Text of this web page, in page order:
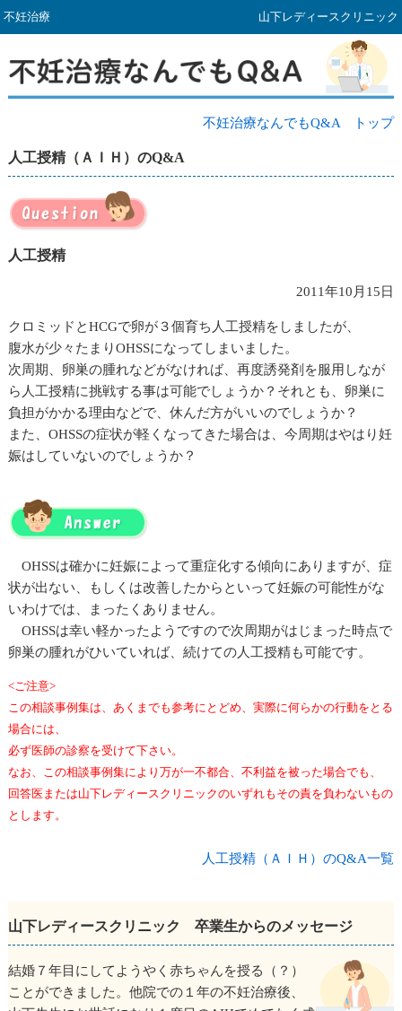
不妊治療 山下レディースクリニック
不妊治療なんでもQ&A トップ
人工授精（ＡＩＨ）のQ&A
人工授精
2011年10月15日
クロミッドとHCGで卵が３個育ち人工授精をしましたが、
腹水が少々たまりOHSSになってしまいました。
次周期、卵巣の腫れなどがなければ、再度誘発剤を服用しなが
ら人工授精に挑戦する事は可能でしょうか？それとも、卵巣に
負担がかかる理由などで、休んだ方がいいのでしょうか？
また、OHSSの症状が軽くなってきた場合は、今周期はやはり妊
娠はしていないのでしょうか？
OHSSは確かに妊娠によって重症化する傾向にありますが、症
状が出ない、もしくは改善したからといって妊娠の可能性がな
いわけでは、まったくありません。
OHSSは幸い軽かったようですので次周期がはじまった時点で
卵巣の腫れがひいていれば、続けての人工授精も可能です。
<ご注意>
この相談事例集は、あくまでも参考にとどめ、実際に何らかの行動をとる
場合には、
必ず医師の診察を受けて下さい。
なお、この相談事例集により万が一不都合、不利益を被った場合でも、
回答医または山下レディースクリニックのいずれもその責を負わないもの
とします。
人工授精（ＡＩＨ）のQ&A一覧
山下レディースクリニック 卒業生からのメッセージ
結婚７年目にしてようやく赤ちゃんを授る（？）
ことができました。他院での１年の不妊治療後、